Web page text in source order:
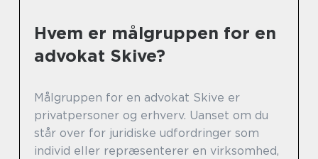
Hvem er målgruppen for en
advokat Skive?
Målgruppen for en advokat Skive er
privatpersoner og erhverv. Uanset om du
står over for juridiske udfordringer som
individ eller repræsenterer en virksomhed,